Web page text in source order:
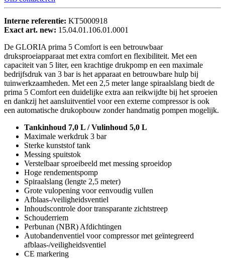
Interne referentie: KT5000918
Exact art. new: 15.04.01.106.01.0001
De GLORIA prima 5 Comfort is een betrouwbaar
druksproeiapparaat met extra comfort en flexibiliteit. Met een
capaciteit van 5 liter, een krachtige drukpomp en een maximale
bedrijfsdruk van 3 bar is het apparaat en betrouwbare hulp bij
tuinwerkzaamheden. Met een 2,5 meter lange spiraalslang biedt de
prima 5 Comfort een duidelijke extra aan reikwijdte bij het sproeien
en dankzij het aansluitventiel voor een externe compressor is ook
een automatische drukopbouw zonder handmatig pompen mogelijk.
Tankinhoud 7,0 L / Vulinhoud 5,0 L
Maximale werkdruk 3 bar
Sterke kunststof tank
Messing spuitstok
Verstelbaar sproeibeeld met messing sproeidop
Hoge rendementspomp
Spiraalslang (lengte 2,5 meter)
Grote vulopening voor eenvoudig vullen
Afblaas-/veiligheidsventiel
Inhoudscontrole door transparante zichtstreep
Schouderriem
Perbunan (NBR) Afdichtingen
Autobandenventiel voor compressor met geïntegreerd
afblaas-/veiligheidsventiel
CE markering